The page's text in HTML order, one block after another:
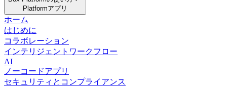
Platformアプリ
ホーム
はじめに
コラボレーション
インテリジェントワークフロー
AI
ノーコードアプリ
セキュリティとコンプライアンス